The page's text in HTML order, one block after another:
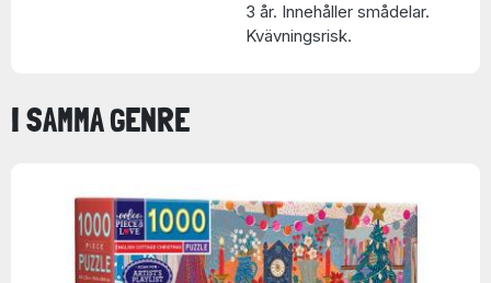
3 år. Innehåller smådelar.
Kvävningsrisk.
I SAMMA GENRE